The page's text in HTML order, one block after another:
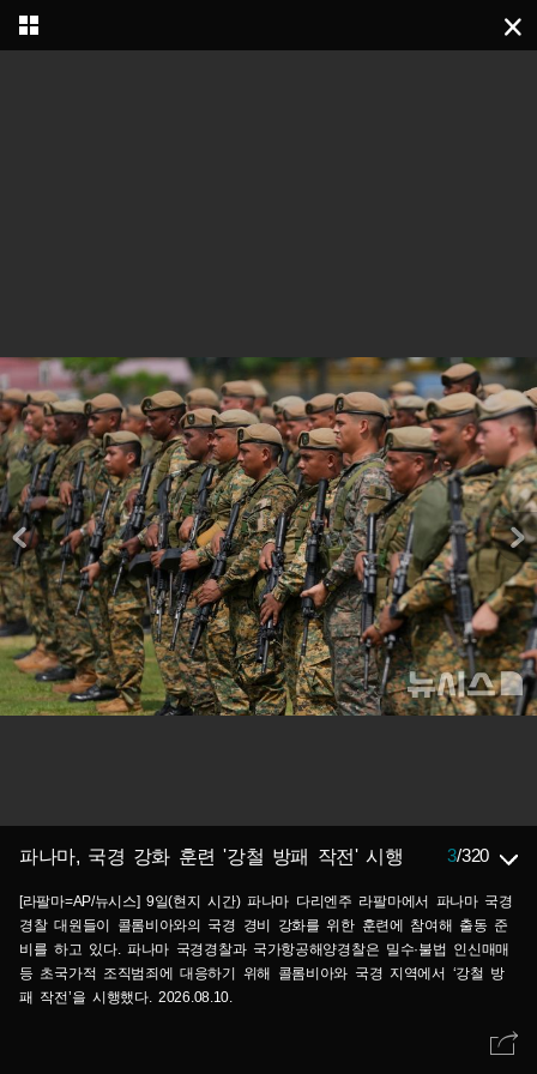
파나마, 국경 강화 훈련 '강철 방패 작전' 시행 3/320
[라팔마=AP/뉴시스] 9일(현지 시간) 파나마 다리엔주 라팔마에서 파나마 국경
경찰 대원들이 콜롬비아와의 국경 경비 강화를 위한 훈련에 참여해 출동 준
비를 하고 있다. 파나마 국경경찰과 국가항공해양경찰은 밀수·불법 인신매매
등 초국가적 조직범죄에 대응하기 위해 콜롬비아와 국경 지역에서 ‘강철 방
패 작전’을 시행했다. 2026.08.10.